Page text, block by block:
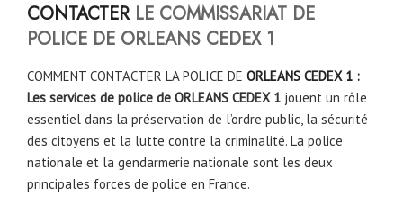
CONTACTERLE COMMISSARIAT DE
POLICE DE ORLEANS CEDEX 1
COMMENT CONTACTER LA POLICE DE ORLEANS CEDEX 1 :
Les services de police de ORLEANS CEDEX 1 jouent un rôle
essentiel dans la préservation de l’ordre public, la sécurité
des citoyens et la lutte contre la criminalité. La police
nationale et la gendarmerie nationale sont les deux
principales forces de police en France.